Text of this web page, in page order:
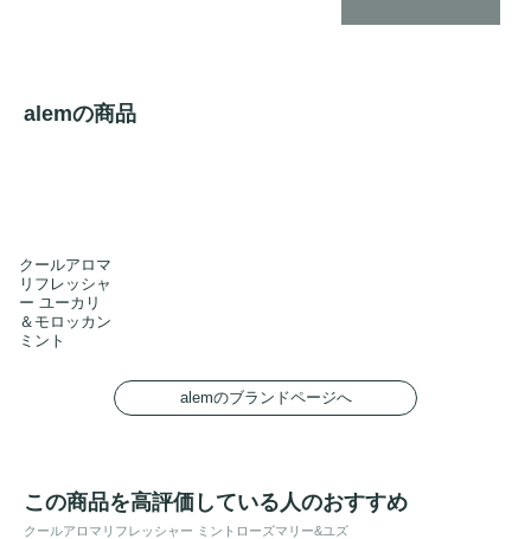
alemの商品
クールアロマ
リフレッシャ
ー ユーカリ
＆モロッカン
ミント
alemのブランドページへ
この商品を高評価している人のおすすめ
クールアロマリフレッシャー ミントローズマリー&ユズ